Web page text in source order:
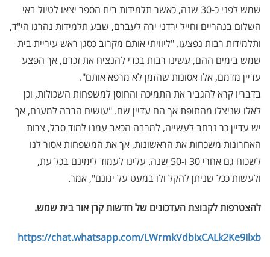
שמש לפני כ-30 שנה, כאשר תלמידות בית הספר יצאו לטיול באי
השלום בנהריים וחייל ירדני ירה לעברם, שבע תלמידות נהרגו הי"ד,
ותלמידות רבות נפצעו. "ליוויתי אותם מקרוב כסגן ראש עיריית בית
שמש בימים ההם, עשינו רבות בכדי להנציח את זכרם, אך הפצע
עדיין מדמם, אלו אסונות שהזמן לא מרפא אותם".
בדבריו קרא להגביר את התמיכה והחוסן למשפחות השכולות, וכן
לאלו שניצלו מהתופת אך הם עדיין שם. "עושים הרבה למענם, אך
יש עדיין כר נרחב לעשייה, למרבה הכאב עמנו למוד סבל, צרות
האחרונות משכחות את הראשונות, אך את המשפחות אסור לנו
לשכוח גם אחרי 30 ו-50 שנה. עלינו לעמוד לימינם בכל עת,
ולעשות ככל שניתן להקל ולו במעט על יגונם", אמר.
להצטרפות לקבוצת העדכונים של חדשות קרן אור בית שמש.
https://chat.whatsapp.com/LWrmkVdbixCALk2Ke9Ilxb